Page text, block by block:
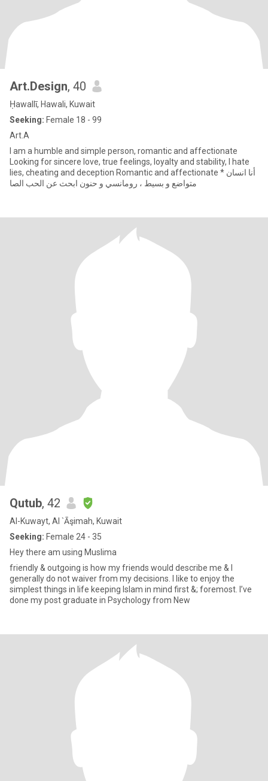
Art.Design, 40
Ḥawallī, Hawali, Kuwait
Seeking: Female 18 - 99
Art.A
I am a humble and simple person, romantic and affectionate
Looking for sincere love, true feelings, loyalty and stability, I hate
lies, cheating and deception Romantic and affectionate * أنا انسان
متواضع و بسيط ، رومانسي و حنون ابحث عن الحب الصا
Qutub, 42
Al-Kuwayt, Al `Āşimah, Kuwait
Seeking: Female 24 - 35
Hey there am using Muslima
friendly & outgoing is how my friends would describe me & I
generally do not waiver from my decisions. I like to enjoy the
simplest things in life keeping Islam in mind first &; foremost. I’ve
done my post graduate in Psychology from New